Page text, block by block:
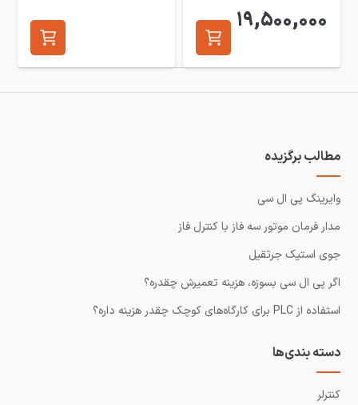
19,500,000
مطالب برگزیده
وایرینگ پی ال سی
مدار فرمان موتور سه فاز با کنترل فاز
جوی استیک جرثقیل
اگر پی ال سی بسوزه، هزینه تعمیرش چقدره؟
استفاده از PLC برای کارگاه‌های کوچک چقدر هزینه داره؟
دسته بندی‌ها
کنترلر